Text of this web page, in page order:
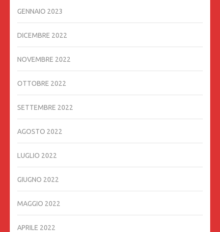
GENNAIO 2023
DICEMBRE 2022
NOVEMBRE 2022
OTTOBRE 2022
SETTEMBRE 2022
AGOSTO 2022
LUGLIO 2022
GIUGNO 2022
MAGGIO 2022
APRILE 2022